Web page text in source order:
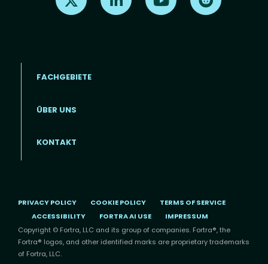
FACHGEBIETE
ÜBER UNS
KONTAKT
PRIVACY POLICY COOKIE POLICY
TERMS OF SERVICE
ACCESSIBILITY
FORTRA AI USE
IMPRESSUM
Copyright © Fortra, LLC and its group of companies. Fortra®, the
Fortra® logos, and other identified marks are proprietary trademarks
of Fortra, LLC.